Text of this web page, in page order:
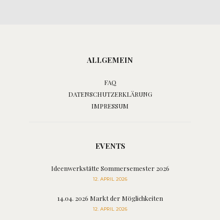
ALLGEMEIN
FAQ
DATENSCHUTZERKLÄRUNG
IMPRESSUM
EVENTS
Ideenwerkstätte Sommersemester 2026
12. APRIL 2026
14.04. 2026 Markt der Möglichkeiten
12. APRIL 2026